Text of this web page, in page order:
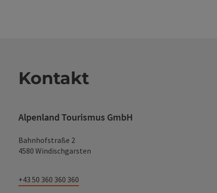
Kontakt
Alpenland Tourismus GmbH
Bahnhofstraße 2
4580 Windischgarsten
+43 50 360 360 360